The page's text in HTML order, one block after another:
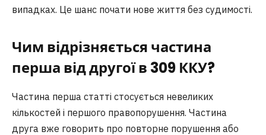
випадках. Це шанс почати нове життя без судимості.
Чим відрізняється частина
перша від другої в 309 ККУ?
Частина перша статті стосується невеликих
кількостей і першого правопорушення. Частина
друга вже говорить про повторне порушення або